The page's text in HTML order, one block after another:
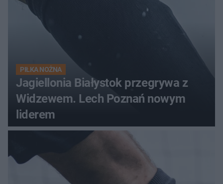
PIŁKA NOŻNA
Jagiellonia Białystok przegrywa z
Widzewem. Lech Poznań nowym
liderem